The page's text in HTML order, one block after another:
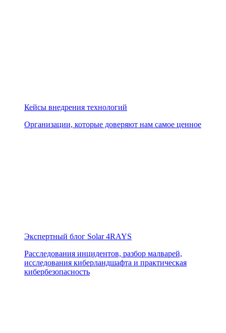
Кейсы внедрения технологий
Организации, которые доверяют нам самое ценное
Экспертный блог Solar 4RAYS
Расследования инцидентов, разбор малварей,
исследования киберландшафта и практическая
кибербезопасность